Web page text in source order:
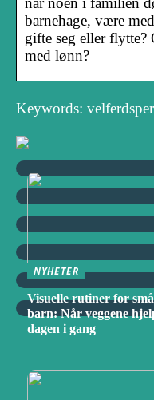
barnehage, være
gifte seg eller flytte?
med lønn?
Keywords:
NYHETER
Visuelle rutiner for små
barn: Når veggene
dagen i gang